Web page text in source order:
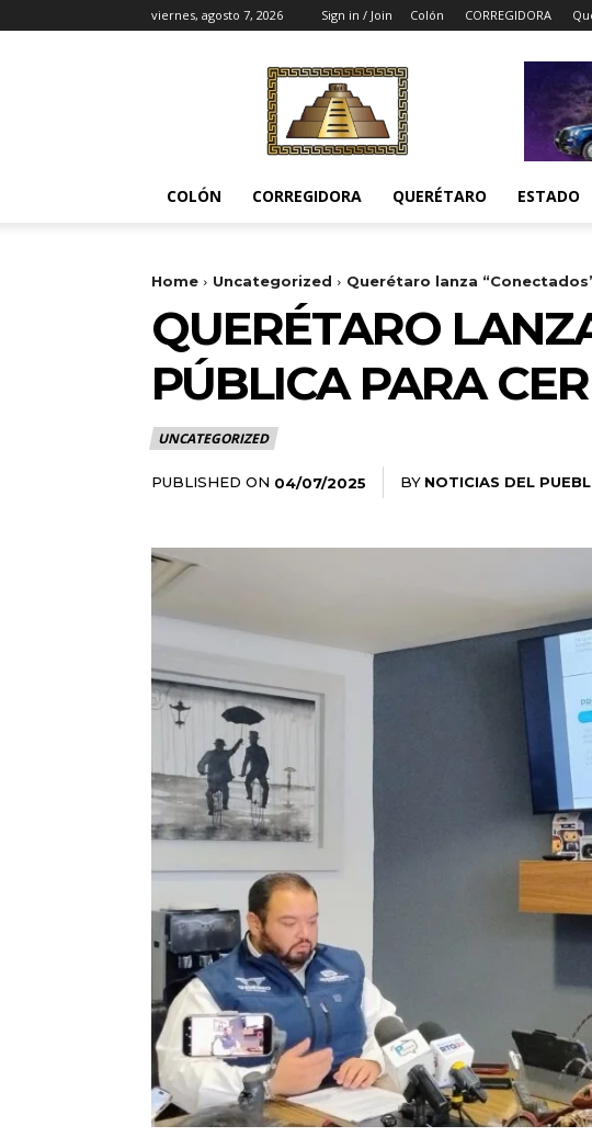
viernes, agosto 7, 2026 Sign in / Join Colón CORREGIDORA
Noticias
del
Pueblito
COLÓN CORREGIDORA QUERÉTARO ESTADO
Home Uncategorized Querétaro lanza
QUERÉTARO
PÚBLICA PARA
UNCATEGORIZED
PUBLISHED ON 04/07/2025 BY NOTICIAS DEL